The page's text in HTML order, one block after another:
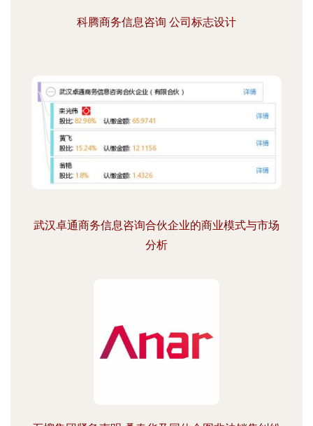
科腾商务信息咨询 公司标志设计
武汉卓通商务信息咨询合伙企业的商业模式与市场
分析